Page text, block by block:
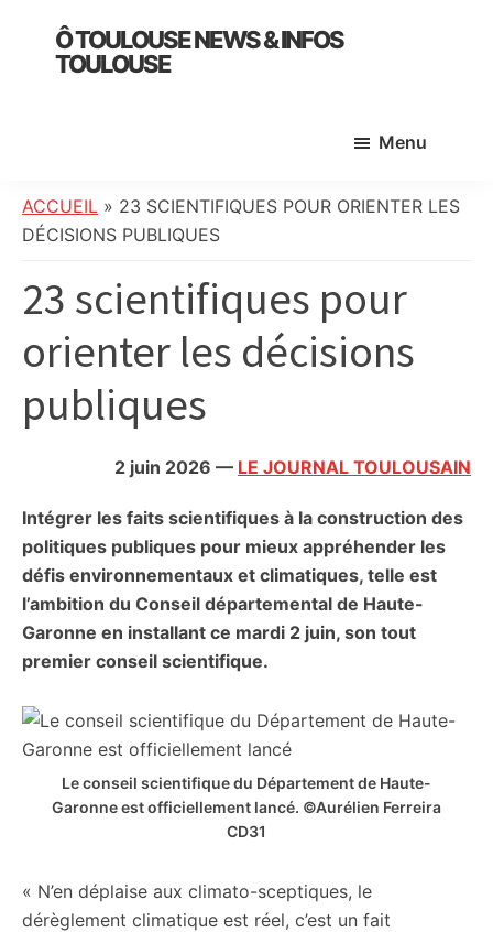
primary
Ô TOULOUSE NEWS & INFOS
TOULOUSE
:
info
société,
culture,
politique,
faits
citoyennes
Menu
ACCUEIL » 23 SCIENTIFIQUES POUR ORIENTER LES
DÉCISIONS PUBLIQUES
23 scientifiques pour
orienter les décisions
publiques
2 juin 2026 — LE JOURNAL TOULOUSAIN
Intégrer les faits scientifiques à la construction des
politiques publiques pour mieux appréhender les
défis environnementaux et climatiques, telle est
l’ambition du Conseil départemental de Haute-
Garonne en installant ce mardi 2 juin, son tout
premier conseil scientifique.
Le conseil scientifique du Département de Haute-
Garonne est officiellement lancé. ©Aurélien Ferreira
CD31
« N’en déplaise aux climato-sceptiques, le
dérèglement climatique est réel, c’est un fait